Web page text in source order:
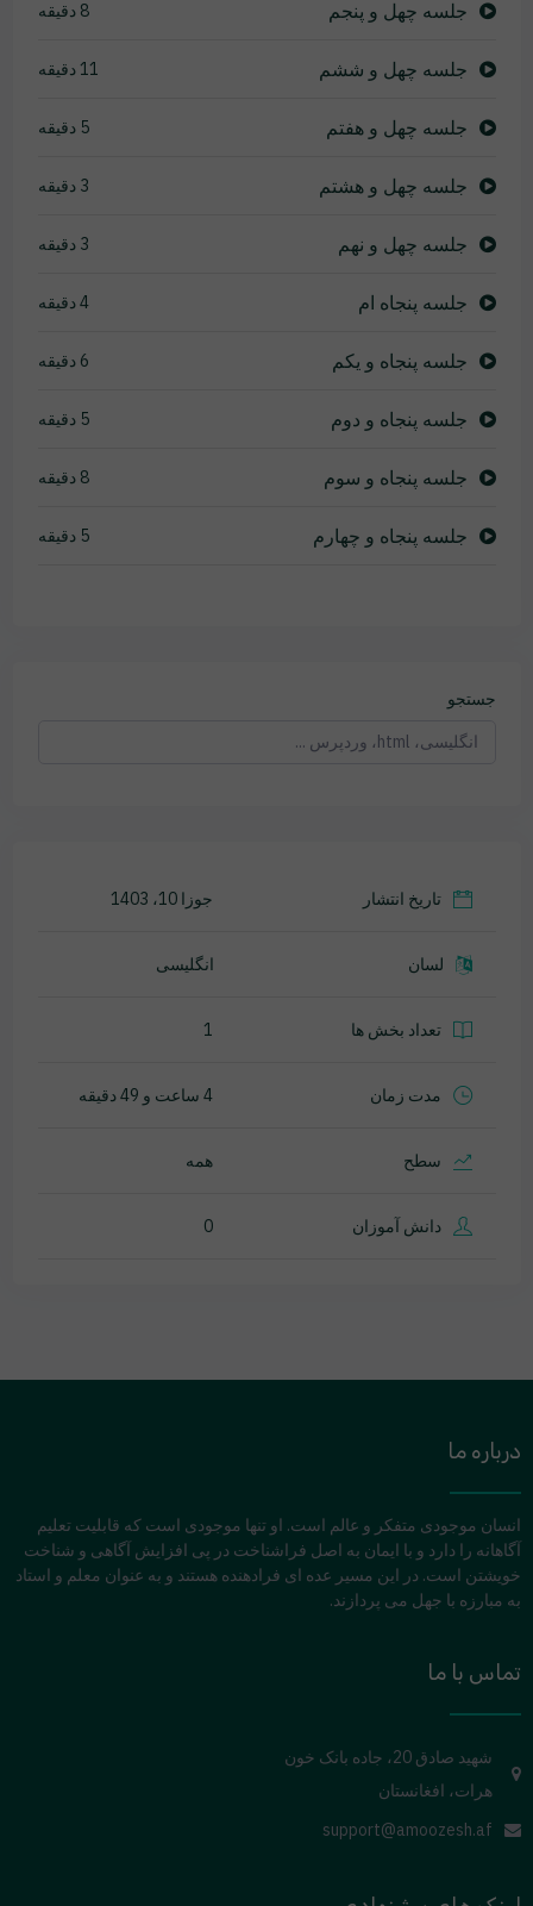
جلسه چهل و پنجم 8 دقیقه
جلسه چهل و ششم 11 دقیقه
جلسه چهل و هفتم 5 دقیقه
جلسه چهل و هشتم 3 دقیقه
جلسه چهل و نهم 3 دقیقه
جلسه پنجاه ام 4 دقیقه
جلسه پنجاه و یکم 6 دقیقه
جلسه پنجاه و دوم 5 دقیقه
جلسه پنجاه و سوم 8 دقیقه
جلسه پنجاه و چهارم 5 دقیقه
جستجو
تاریخ انتشار جوزا 10، 1403
لسان انگلیسی
تعداد بخش ها 1
مدت زمان 4 ساعت و 49 دقیقه
سطح همه
دانش آموزان 0
درباره ما
انسان موجودی متفکر و عالم است. او تنها موجودی است که قابلیت تعلیم
آگاهانه را دارد و با ایمان به اصل فراشناخت در پی افزایش آگاهی و شناخت
خویشتن است. در این مسیر عده ای فرادهنده هستند و به عنوان معلم و استاد
به مبارزه با جهل می پردازند.
تماس با ما
شهید صادق 20، جاده بانک خون
هرات، افغانستان
support@amoozesh.af